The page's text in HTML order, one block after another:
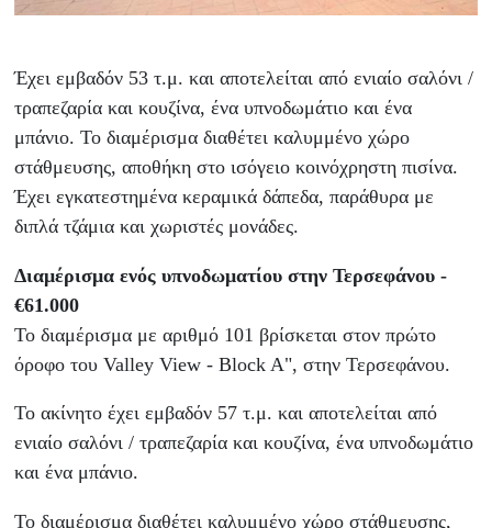
Έχει εμβαδόν 53 τ.μ. και αποτελείται από ενιαίο σαλόνι /
τραπεζαρία και κουζίνα, ένα υπνοδωμάτιο και ένα
μπάνιο. Το διαμέρισμα διαθέτει καλυμμένο χώρο
στάθμευσης, αποθήκη στο ισόγειο κοινόχρηστη πισίνα.
Έχει εγκατεστημένα κεραμικά δάπεδα, παράθυρα με
διπλά τζάμια και χωριστές μονάδες.
Διαμέρισμα ενός υπνοδωματίου στην Τερσεφάνου -
€61.000
Το διαμέρισμα με αριθμό 101 βρίσκεται στον πρώτο
όροφο του Valley View - Block A", στην Τερσεφάνου.
Το ακίνητο έχει εμβαδόν 57 τ.μ. και αποτελείται από
ενιαίο σαλόνι / τραπεζαρία και κουζίνα, ένα υπνοδωμάτιο
και ένα μπάνιο.
Το διαμέρισμα διαθέτει καλυμμένο χώρο στάθμευσης,